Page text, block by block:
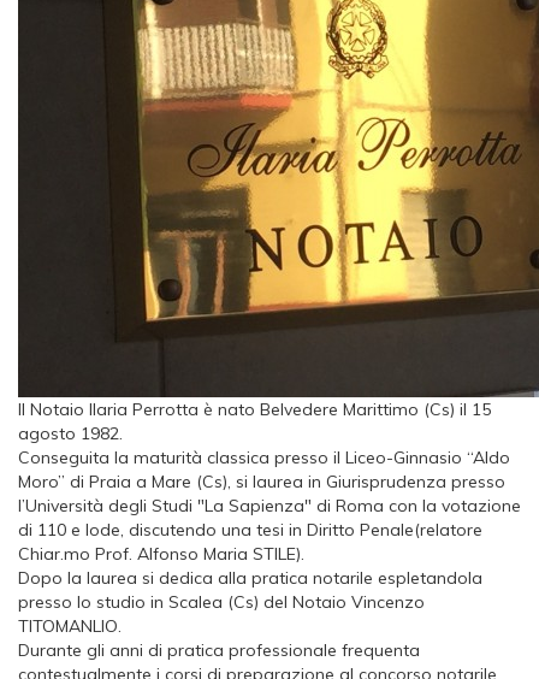
Il Notaio Ilaria Perrotta è nato Belvedere Marittimo (Cs) il 15
agosto 1982.
Conseguita la maturità classica presso il Liceo-Ginnasio “Aldo
Moro” di Praia a Mare (Cs), si laurea in Giurisprudenza presso
l’Università degli Studi "La Sapienza" di Roma con la votazione
di 110 e lode, discutendo una tesi in Diritto Penale(relatore
Chiar.mo Prof. Alfonso Maria STILE).
Dopo la laurea si dedica alla pratica notarile espletandola
presso lo studio in Scalea (Cs) del Notaio Vincenzo
TITOMANLIO.
Durante gli anni di pratica professionale frequenta